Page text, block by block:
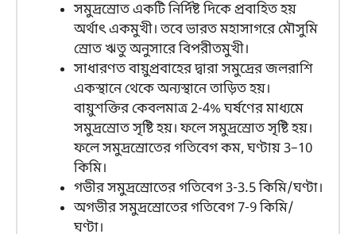
সমুদ্রস্রোত একটি নির্দিষ্ট দিকে প্রবাহিত হয়
অর্থাৎ একমুখী। তবে ভারত মহাসাগরে মৌসুমি
স্রোত ঋতু অনুসারে বিপরীতমুখী।
সাধারণত বায়ুপ্রবাহের দ্বারা সমুদ্রের জলরাশি
একস্থানে থেকে অন্যস্থানে তাড়িত হয়।
বায়ুশক্তির কেবলমাত্র 2-4% ঘর্ষণের মাধ্যমে
সমুদ্রস্রোত সৃষ্টি হয়। ফলে সমুদ্রস্রোত সৃষ্টি হয়।
ফলে সমুদ্রস্রোতের গতিবেগ কম, ঘণ্টায় 3–10
কিমি।
গভীর সমুদ্রস্রোতের গতিবেগ 3-3.5 কিমি/ঘণ্টা।
অগভীর সমুদ্রস্রোতের গতিবেগ 7-9 কিমি/
ঘণ্টা।